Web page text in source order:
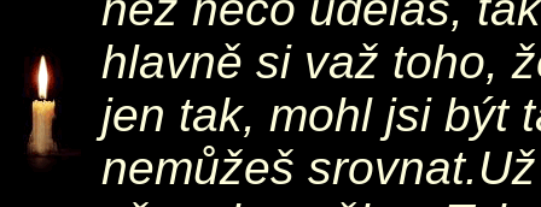
hlavně si važ toho,
jen tak, mohl jsi být
nemůžeš